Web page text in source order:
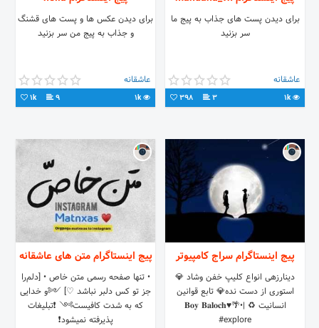
برای دیدن پست های جذاب به پیج ما
سر بزنید
عاشقانه
1k
3
398
برای دیدن عکس ها و پست های قشنگ
و جذاب به پیج من سر بزنید
عاشقانه
1k
9
1k
پیج اینستاگرام سراج کامپیوتر
دینارزهی انواع کلیپ خفن وشاد 💎
استوری از دست نده💎 تابع قوانین
انسانیت ♻️ |•🌴♥️𝐁𝐨𝐲 𝐁𝐚𝐥𝐨𝐜𝐡
#explore
پیج اینستاگرام متن های عاشقانه
• تنها صفحه رسمی متن خاص • [دلم‌را
جز تو کس دلبر نباشد ♡] ༺و خدایی
که به شدت کافیست༻ ❗تبلیغات
پذیرفته نمیشود❗